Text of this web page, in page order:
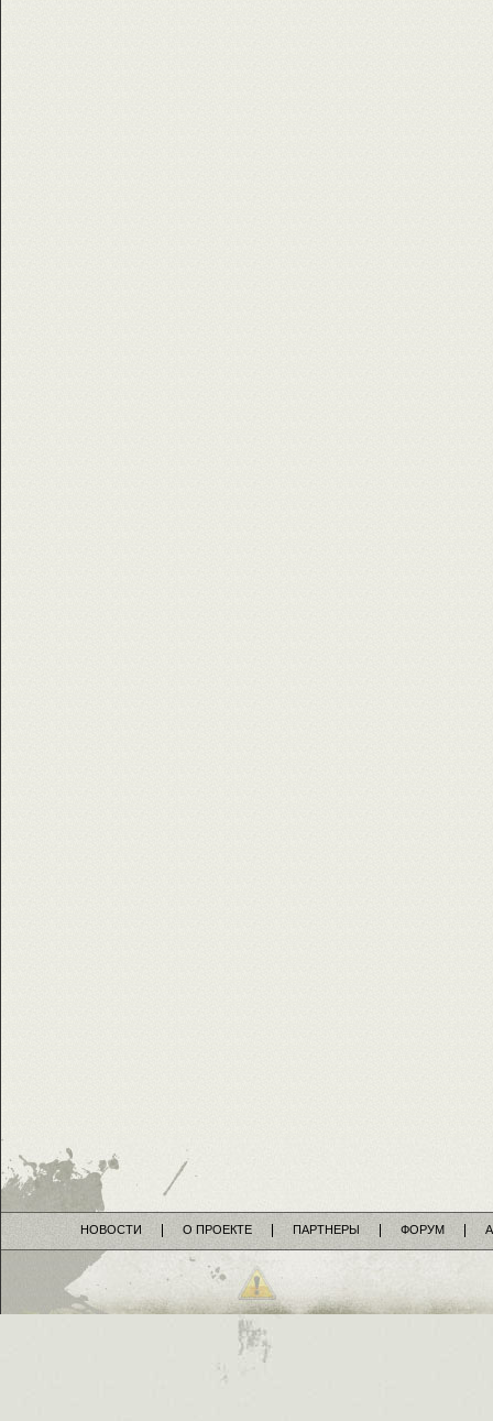
НОВОСТИ О ПРОЕКТЕ ПАРТНЕРЫ ФОРУМ